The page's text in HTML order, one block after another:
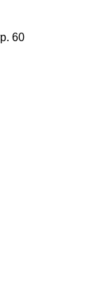
60